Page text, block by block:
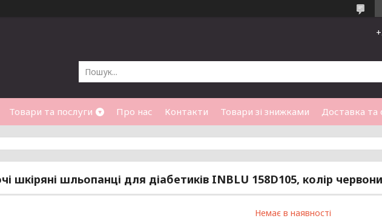
Товари та послуги Про нас Контакти Товари зі знижками Доставка та
шкіряні шльопанці для діабетиків INBLU 158D105, колір
Немає в наявності